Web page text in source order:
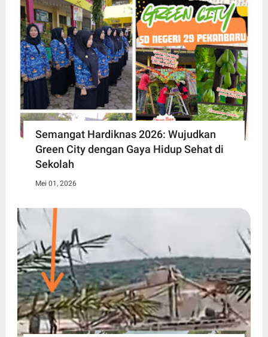
Semangat Hardiknas 2026: Wujudkan
Green City dengan Gaya Hidup Sehat di
Sekolah
Mei 01, 2026